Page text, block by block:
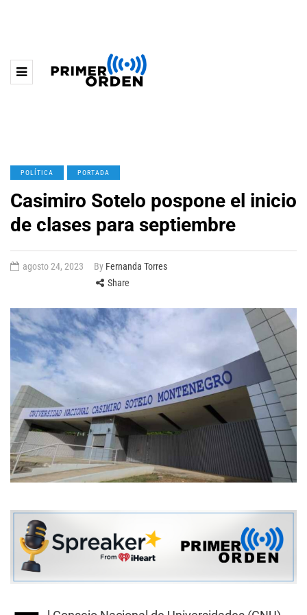
POLÍTICA PORTADA
Casimiro Sotelo pospone el inicio
de clases para septiembre
agosto 24, 2023 By Fernanda Torres
Share